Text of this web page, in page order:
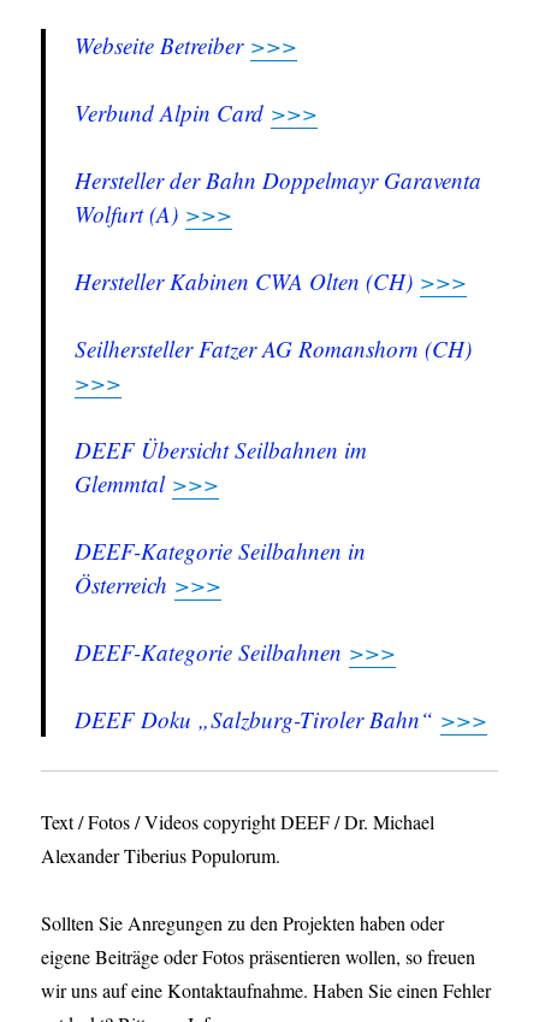
Webseite Betreiber >>>
Verbund Alpin Card >>>
Hersteller der Bahn Doppelmayr Garaventa
Wolfurt (A) >>>
Hersteller Kabinen CWA Olten (CH) >>>
Seilhersteller Fatzer AG Romanshorn (CH)
>>>
DEEF Übersicht Seilbahnen im
Glemmtal >>>
DEEF-Kategorie Seilbahnen in
Österreich >>>
DEEF-Kategorie Seilbahnen >>>
DEEF Doku „Salzburg-Tiroler Bahn“ >>>
Text / Fotos / Videos copyright DEEF / Dr. Michael
Alexander Tiberius Populorum.
Sollten Sie Anregungen zu den Projekten haben oder
eigene Beiträge oder Fotos präsentieren wollen, so freuen
wir uns auf eine Kontaktaufnahme. Haben Sie einen Fehler